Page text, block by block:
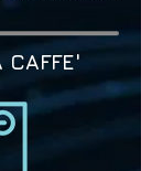
CAFFE'